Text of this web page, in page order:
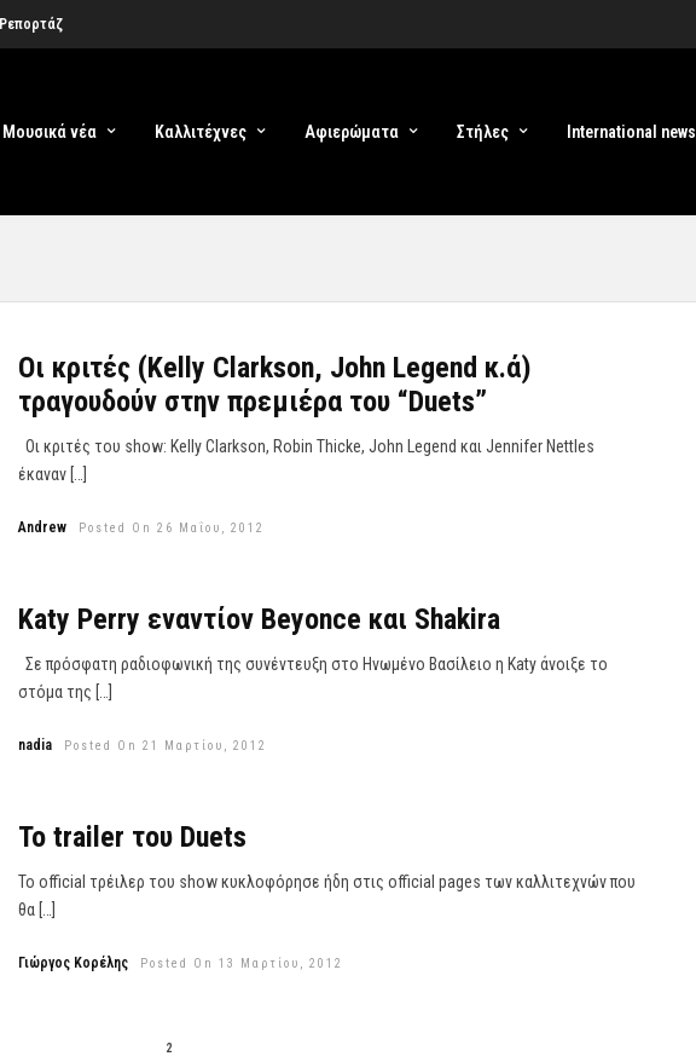
Ρεπορτάζ
Μουσικά νέα Καλλιτέχνες Αφιερώματα Στήλες International news
Οι κριτές (Kelly Clarkson, John Legend κ.ά)
τραγουδούν στην πρεμιέρα του “Duets”
Οι κριτές του show: Kelly Clarkson, Robin Thicke, John Legend και Jennifer Nettles
έκαναν […]
Andrew Posted On 26 Μαΐου, 2012
Katy Perry εναντίον Beyonce και Shakira
Σε πρόσφατη ραδιοφωνική της συνέντευξη στο Ηνωμένο Βασίλειο η Katy άνοιξε το
στόμα της […]
nadia Posted On 21 Μαρτίου, 2012
To trailer του Duets
Το official τρέιλερ του show κυκλοφόρησε ήδη στις official pages των καλλιτεχνών που
θα […]
Γιώργος Κορέλης Posted On 13 Μαρτίου, 2012
2